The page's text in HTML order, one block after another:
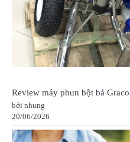
Review máy phun bột bả
bởi nhung
20/06/2026